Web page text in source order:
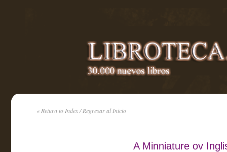
« Return to Index / Regresar al Inicio
A Minniature ov